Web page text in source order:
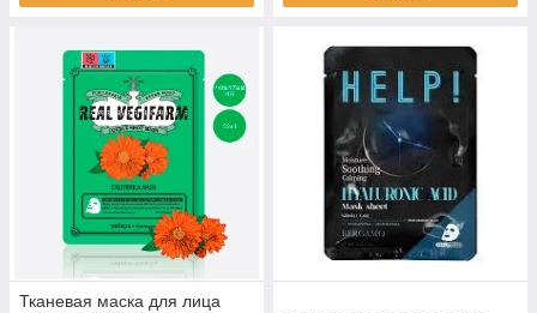
Тканевая маска для лица